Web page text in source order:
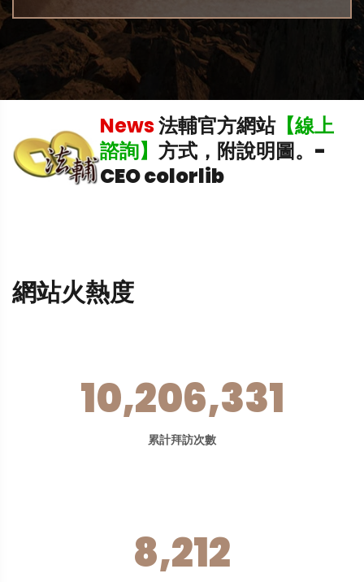
News法輔官方網站【線上
諮詢】 方式，附說明圖。 -
CEO colorlib
網站火熱度
10,206,331
累計拜訪次數
8,212